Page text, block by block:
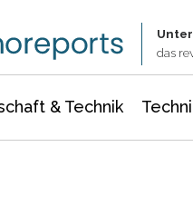
das
& Technik